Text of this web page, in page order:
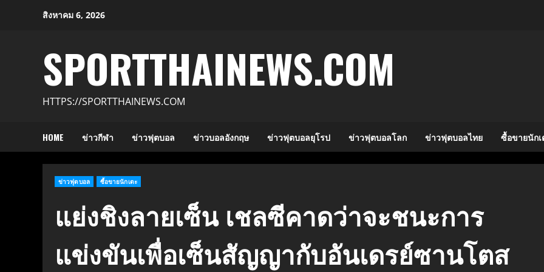
สิงหาคม 6, 2026
SPORTTHAINEWS.COM
HTTPS://SPORTTHAINEWS.COM
HOME ข่าวกีฬา ข่าวฟุตบอล ข่าวบอลอังกฤษ ข่าวฟุตบอลยุโรป ข่าวฟุตบอลโลก ข่าวฟุตบอลไทย ซื้อขายนักเ
ข่าวฟุตบอล ซื้อขายนักเตะ
แย่งชิงลายเซ็น เชลซีคาดว่าจะชนะการ
แข่งขันเพื่อเซ็นสัญญากับอันเดรย์ซานโตส